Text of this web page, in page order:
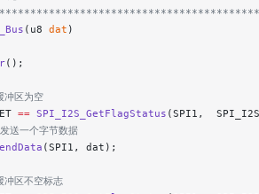
(u8 dat )
();
区为空
== SPI_I2S_GetFlagStatus (SPI1,
送一个字节数据
(SPI1, dat);
区不空标志